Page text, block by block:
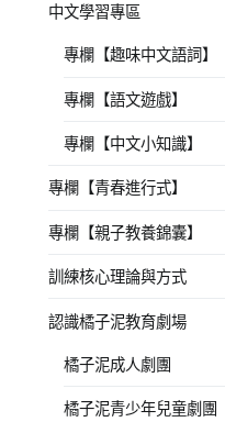
中文學習專區
專欄【趣味中文語詞】
專欄【語文遊戲】
專欄【中文小知識】
專欄【青春進行式】
專欄【親子教養錦囊】
訓練核心理論與方式
認識橘子泥教育劇場
橘子泥成人劇團
橘子泥青少年兒童劇團